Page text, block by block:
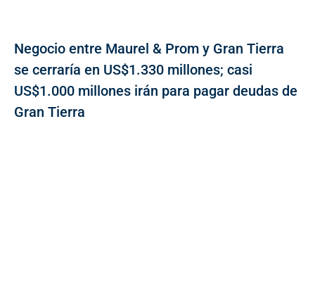
Negocio entre Maurel & Prom y Gran Tierra
se cerraría en US$1.330 millones; casi
US$1.000 millones irán para pagar deudas de
Gran Tierra